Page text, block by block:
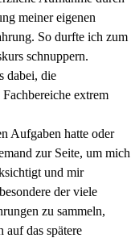
meiner eigenen
So durfte ich zum
schnuppern.
dabei, die
extrem
Aufgaben hatte oder
zur Seite, um mich
und mir
der viele
zu sammeln,
das spätere